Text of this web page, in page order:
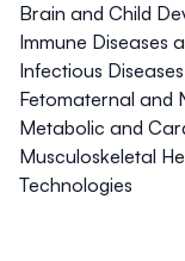
Brain and Child
Immune Diseases
Infectious
Fetomaternal and
Metabolic and
Musculoskeletal
Technologies